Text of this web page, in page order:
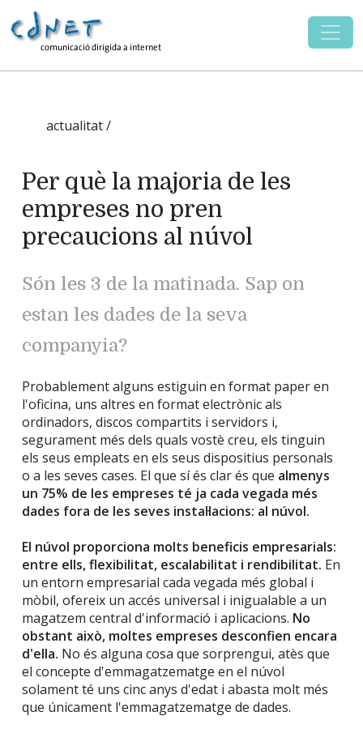
actualitat /
Per què la majoria de les
empreses no pren
precaucions al núvol
Són les 3 de la matinada. Sap on
estan les dades de la seva
companyia?
Probablement alguns estiguin en format paper en
l'oficina, uns altres en format electrònic als
ordinadors, discos compartits i servidors i,
segurament més dels quals vostè creu, els tinguin
els seus empleats en els seus dispositius personals
o a les seves cases. El que sí és clar és que almenys
un 75% de les empreses té ja cada vegada més
dades fora de les seves instal·lacions: al núvol.
El núvol proporciona molts beneficis empresarials:
entre ells, flexibilitat, escalabilitat i rendibilitat. En
un entorn empresarial cada vegada més global i
mòbil, ofereix un accés universal i inigualable a un
magatzem central d'informació i aplicacions. No
obstant això, moltes empreses desconfien encara
d'ella. No és alguna cosa que sorprengui, atès que
el concepte d'emmagatzematge en el núvol
solament té uns cinc anys d'edat i abasta molt més
que únicament l'emmagatzematge de dades.